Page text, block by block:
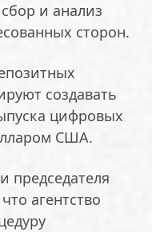
и анализ
сторон.
создавать
цифровых
США.
председателя
агентство